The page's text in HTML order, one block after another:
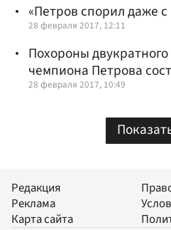
«Петров спорил даже
28 февраля 2017, 12:11
Похороны
чемпиона Петрова
28 февраля 2017, 10:49
Редакция
Реклама
Карта сайта